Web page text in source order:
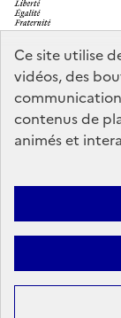
Ce site utilise
vidéos, des
contenus de
animés et
legifrance.gouv.fr
service-
conforme
Sauf mention